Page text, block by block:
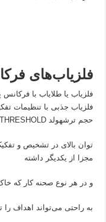
فلزیاب‌های
فلزیاب یا طلایاب با فرکانس
حجم ترشهولد THRESHOLD یا تارگت ایکس TARGET X می‌باشد
توان بالای در تشخیص و
مجزا از یکدیگر داشته
و در هر نوع صحنه کار که
به راحتی می‌تواند اهداف